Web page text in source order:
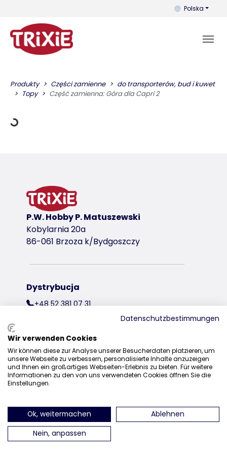
Możesz
Polska
Produkty Części zamienne
do transporterów, bud i kuwet
Topy
Część zamienna: Góra dla Capri 2
P.W. Hobby P. Matuszewski
Kobylarnia 20a
86-061 Brzoza k/Bydgoszczy
Dystrybucja
+48 52 381 07 31
znajdź nas na Instagramieznajdź nas na Facebooku
znajdź nas
Datenschutzbestimmungen
Wir verwenden Cookies
Wir können diese zur Analyse unserer Besucherdaten platzieren, um
unsere Webseite zu verbessern, personalisierte Inhalte anzuzeigen
und Ihnen ein großartiges Webseiten-Erlebnis zu bieten. Für weitere
Informationen zu den von uns verwendeten Cookies öffnen Sie die
Einstellungen.
Ok, weitermachen
Ablehnen
Nein, anpassen